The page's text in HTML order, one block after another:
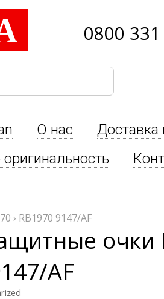
0800
О нас
Доставка
› RB1970 9147/AF
очки
AF